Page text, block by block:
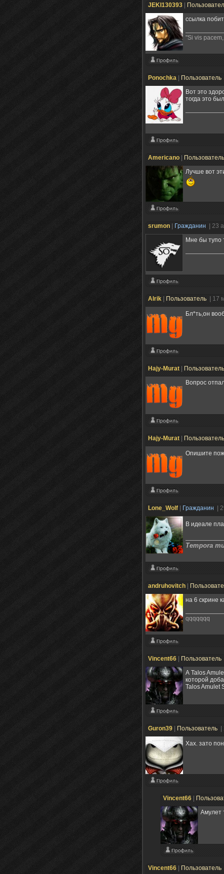
JEKI130393
ссылка
"Si vis
Ponochka Пользователь
Вот это
тогда это
Americano
Лучше вот
srumon Гражданин
| 23
Мне бы тупо
Alrik Пользователь | 17
Бл*ть,он
Hajy-Murat
Вопрос
Hajy-Murat
Опишите
Lone_Wolf Гражданин |
В идеале
Tempora
andruhovitch
на 6 скрине
qqqqqqq
Vincent66 Пользователь
А Talos
которой
Talos Amulet
Guron39 Пользователь
Хах. зато
Vincent66
Амулет
Vincent66 Пользователь